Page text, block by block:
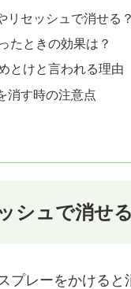
リセッシュで消せる
たときの効果は？
とけと言われる理由
消す時の注意点
シュで消せ
レーをかけると